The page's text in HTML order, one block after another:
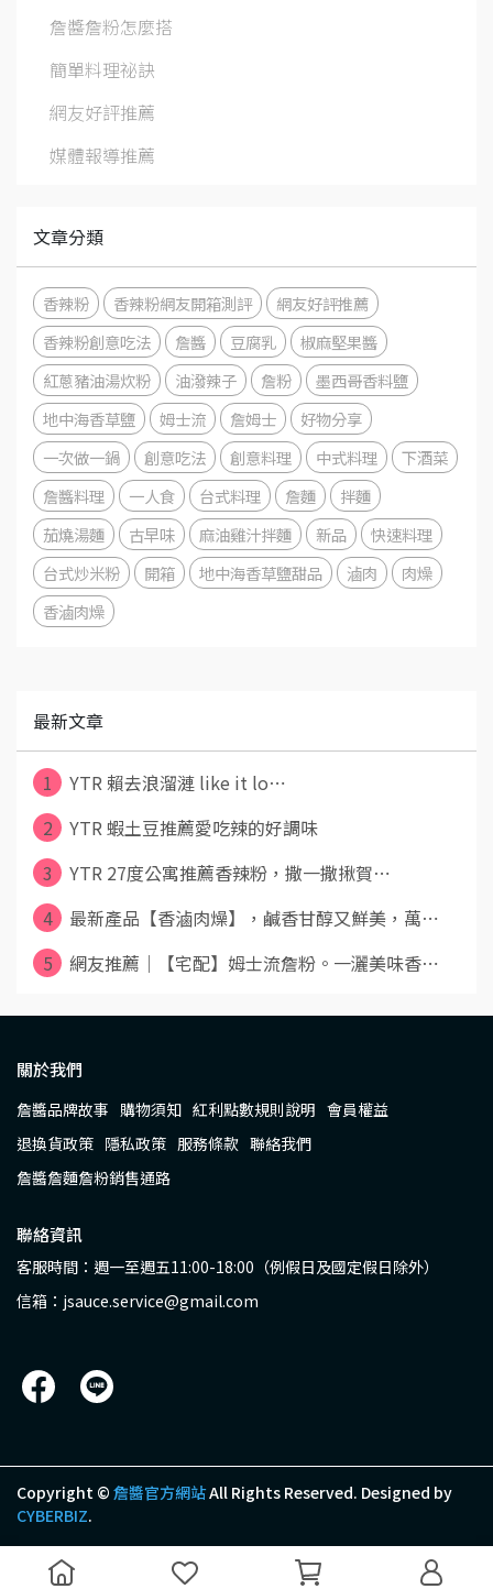
詹醬詹粉怎麼搭
簡單料理祕訣
網友好評推薦
媒體報導推薦
文章分類
香辣粉 香辣粉網友開箱測評
網友好評推薦
香辣粉創意吃法
詹醬 豆腐乳
椒麻堅果醬
紅蔥豬油湯炊粉
油潑辣子 詹粉
墨西哥香料鹽
地中海香草鹽
姆士流 詹姆士
好物分享
一次做一鍋
創意吃法 創意料理 中式料理
下酒菜
詹醬料理
一人食 台式料理 詹麵
拌麵
茄燒湯麵
古早味 麻油雞汁拌麵 新品
快速料理
台式炒米粉
開箱 地中海香草鹽甜品 滷肉
肉燥
香滷肉燥
最新文章
1
YTR 賴去浪溜漣 like it lo⋯
2
YTR 蝦土豆推薦愛吃辣的好調味
3
YTR 27度公寓推薦香辣粉，撒一撒揪賀⋯
4
最新產品【香滷肉燥】，鹹香甘醇又鮮美，萬⋯
5
網友推薦｜【宅配】姆士流詹粉。一灑美味香⋯
關於我們
詹醬品牌故事 購物須知 紅利點數規則說明 會員權益
退換貨政策 隱私政策 服務條款 聯絡我們
詹醬詹麵詹粉銷售通路
聯絡資訊
客服時間：週一至週五11:00-18:00（例假日及國定假日除外）
信箱：jsauce.service@gmail.com
Copyright © 詹醬官方網站All Rights Reserved. Designed by
CYBERBIZ.